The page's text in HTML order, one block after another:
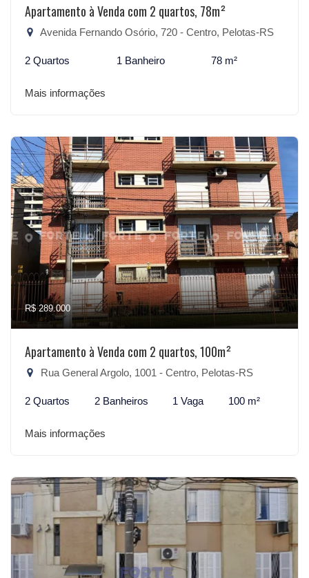
Apartamento à Venda com 2 quartos, 78m²
Avenida Fernando Osório, 720 - Centro, Pelotas-RS
2 Quartos 1 Banheiro 78 m²
Mais informações
R$ 289.000
Apartamento à Venda com 2 quartos, 100m²
Rua General Argolo, 1001 - Centro, Pelotas-RS
2 Quartos 2 Banheiros 1 Vaga 100 m²
Mais informações